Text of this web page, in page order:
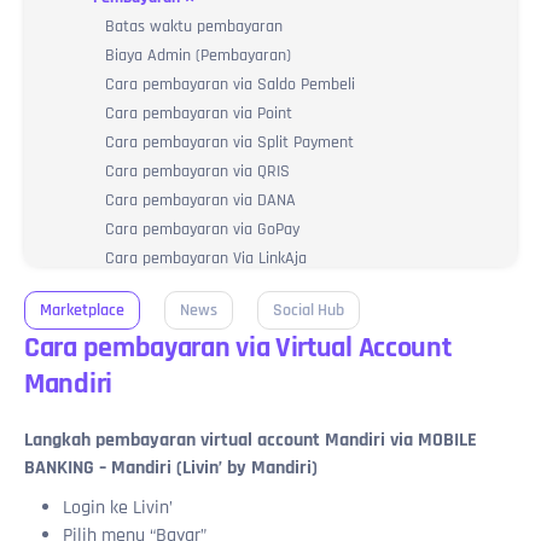
Cara Hapus Akun
Konsekuensi Penghapusan Akun & Sisa Saldo
Pemblokiran Akun
Solusi Bila Terjadi Indikasi Pencurian Akun
Pelaporan Penipuan
Perubahan Email
Perubahan Nomor HP Terdaftar
Perubahan Nama Akun & Toko
Melaporkan Penjual yang Melakukan Penipuan
Pembayaran berhasil status pesanan Diproses
Pembayaran berhasil status pesanan Dikirim
Sudah bayar status pesanan Menunggu Pembayaran
Salah mencantumkan ID / Salah beli produk
Cara Membatalkan Pesanan
Cara Melihat Kode Voucher
Pembelian Saya Batalkan / Dibatalkan Penjual
Seputar Riwayat Transaksi
Batas waktu pembayaran
Biaya Admin (Pembayaran)
Cara pembayaran via Saldo Pembeli
Cara pembayaran via Point
Cara pembayaran via Split Payment
Cara pembayaran via QRIS
Cara pembayaran via DANA
Cara pembayaran via GoPay
Cara pembayaran Via LinkAja
Cara pembayaran via ShopeePay
Cara Pembayaran via OVO
Cara pembayaran via Alfamart
Cara pembayaran via Indomaret
Cara pembayaran via Virtual Account BNI
Cara pembayaran via Virtual Account BRI
Cara pembayaran via Virtual Account Permata
Marketplace News Social Hub
Cara pembayaran via Virtual Account
Mandiri
Langkah pembayaran virtual account Mandiri via MOBILE
BANKING – Mandiri (Livin’ by Mandiri)
Login ke Livin’